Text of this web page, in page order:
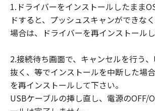
1.ドライバーをインストールしたまま
ドすると、プッシュスキャンができな
場合は、ドライバーを再インストールし
2.接続待ち画面で、キャンセルを行う
抜く、等でインストールを中断した場
を再インストールして下さい。
USBケーブルの挿し直し、電源のOFF/